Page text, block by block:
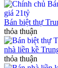
Bán biệt thự
thỏa thuận
nhà liền kề
thỏa thuận